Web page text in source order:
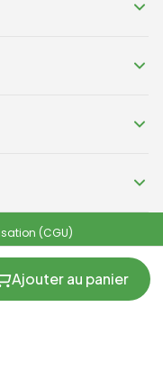
Ajouter au panier
(CGU)
CookiesMentions légales
et RGPD
2025